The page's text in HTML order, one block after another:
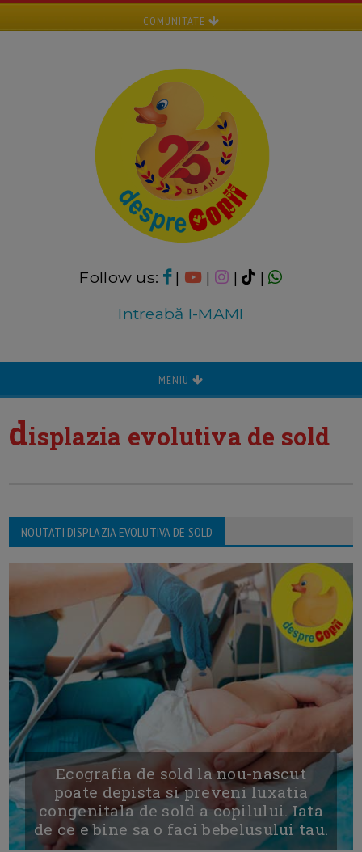
COMUNITATE
Follow us: | | |
|
Intreabă I-MAMI
MENIU
displazia evolutiva de sold
NOUTATI DISPLAZIA EVOLUTIVA DE SOLD
Ecografia de sold la nou-nascut
poate depista si preveni luxatia
congenitala de sold a copilului. Iata
de ce e bine sa o faci bebelusului tau.